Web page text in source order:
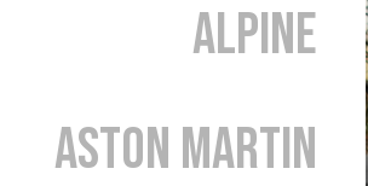
Alpine
Aston Martin